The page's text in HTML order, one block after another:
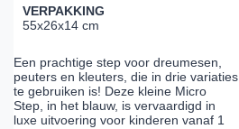
VERPAKKING
55x26x14 cm
Een prachtige step voor dreumesen,
peuters en kleuters, die in drie variaties
te gebruiken is! Deze kleine Micro
Step, in het blauw, is vervaardigd in
luxe uitvoering voor kinderen vanaf 1